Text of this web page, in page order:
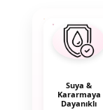
Suya &
Kararmaya
Dayanıklı